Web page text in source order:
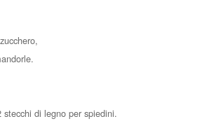
di legno per spiedini.